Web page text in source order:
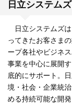
日立システム
日立システムズ
ってきたお客さま
ープ各社やビジネ
事業を中心に展開
底的にサポート。
境・社会・企業統
める持続可能な開